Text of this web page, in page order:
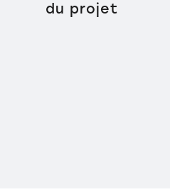
du projet